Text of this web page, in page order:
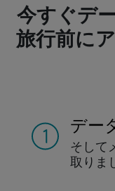
今すぐデ
旅行前に
デー
そして
取りま